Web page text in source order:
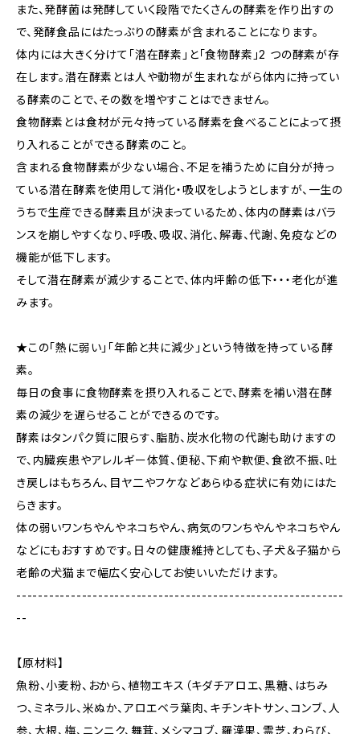
また、発酵菌は発酵していく段階でたくさんの酵素を作り出すの
で、発酵食品にはたっぶりの酵素が含まれることになります。
体内には大きく分けて「潜在酵素」と「食物酵素」2 つの酵素が存
在します。潜在酵素とは人や動物が生まれながら体内に持ってい
る酵素のことで、その数を増やすことはできません。
食物酵素とは食材が元々持っている酵素を食べることによって摂
り入れることができる酵素のこと。
含まれる食物酵素が少ない場合、不足を補うために自分が持っ
ている潜在酵素を使用して消化・吸収をしようとしますが、一生の
うちで生産できる酵素且が決まっているため、体内の酵素はバラ
ンスを崩しやすくなり、呼吸、吸収、消化、解毒、代謝、免疫などの
機能が低下します。
そして潜在酵素が減少することで、体内坪齢の低下・・・老化が進
みます。
★この「熱に弱い」「年齢と共に減少」という特徴を持っている酵
素。
毎日の食事に食物酵素を摂り入れることで、酵素を補い潜在酵
素の減少を遅らせることができるのです。
酵素はタンパク質に限らす、脂肪、炭水化物の代謝も助けますの
で、内臓疾患やアレルギー体質、便秘、下痢や軟便、食欲不振、吐
き戻しはもちろん、目ヤ二やフケなどあらゆる症状に有効にはた
らきます。
体の弱いワンちやんやネコちやん、病気のワンちやんやネコちやん
などにもおすすめです。日々の健康維持としても、子犬＆子猫から
老齢の犬猫まで幅広く安心してお使いいただけます。
------------------------------------------------------------
--
【原材料】
魚粉、小麦粉、おから、植物エキス（キダチアロエ、黒糖、はちみ
つ、ミネラル、米ぬか、アロエベラ葉肉、キチンキトサン、コンブ、人
参、大根、梅、ニンニク、舞茸、メシマコブ、羅漢果、霊芝、わらび、